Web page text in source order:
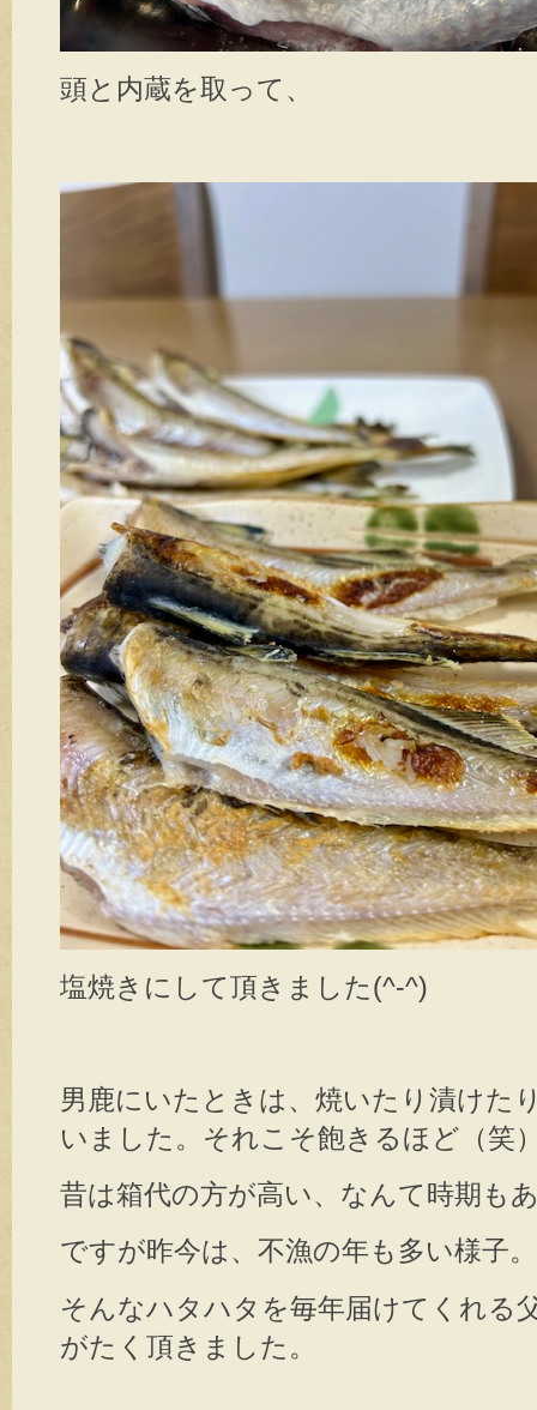
頭と内蔵を取って、
塩焼きにして頂きました(^-^)
男鹿にいたときは、焼いたり漬けた
いました。それこそ飽きるほど（笑
昔は箱代の方が高い、なんて時期も
ですが昨今は、不漁の年も多い様子。
そんなハタハタを毎年届けてくれる
がたく頂きました。